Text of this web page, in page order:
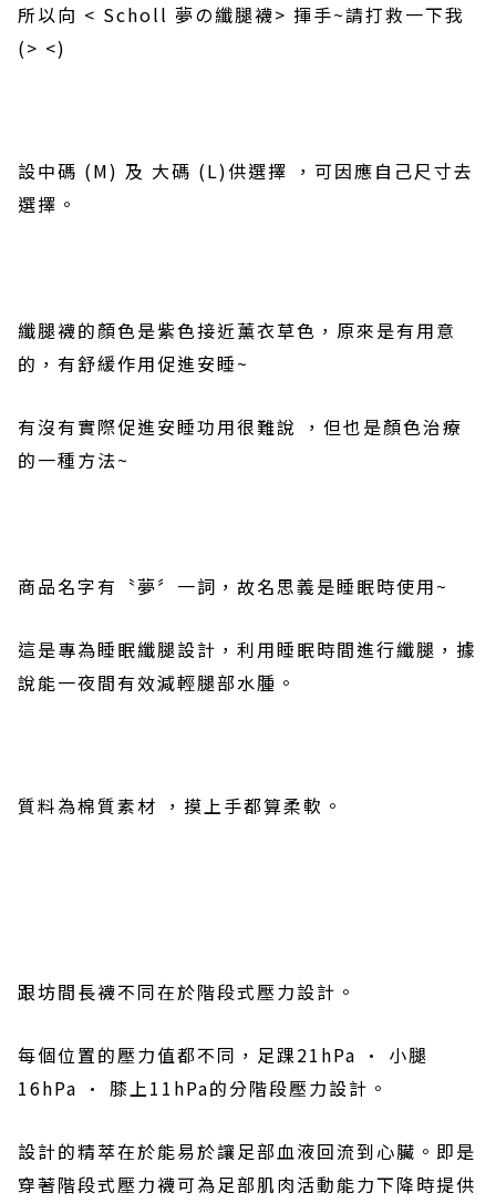
所以向 < Scholl 夢の纖腿襪> 揮手~請打救一下我
(> <)
設中碼 (M) 及 大碼 (L)供選擇 ，可因應自己尺寸去
選擇。
纖腿襪的顏色是紫色接近薰衣草色 ，原來是有用意
的，有舒緩作用促進安睡~
有沒有實際促進安睡功用很難說 ，但也是顏色治療
的一種方法~
商品名字有〝夢〞一詞，故名思義是睡眠時使用~
這是專為睡眠纖腿設計，利用睡眠時間進行纖腿，據
說能一夜間有效減輕腿部水腫。
質料為棉質素材 ，摸上手都算柔軟。
跟坊間長襪不同在於階段式壓力設計。
每個位置的壓力值都不同，足踝21hPa · 小腿
16hPa · 膝上11hPa的分階段壓力設計。
設計的精萃在於能易於讓足部血液回流到心臟。即是
穿著階段式壓力襪可為足部肌肉活動能力下降時提供